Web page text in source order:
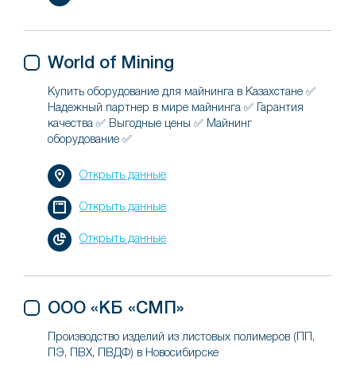
World of Mining
Купить оборудование для майнинга в Казахстане ✅
Надежный партнер в мире майнинга ✅ Гарантия
качества ✅ Выгодные цены ✅ Майнинг
оборудование ✅
Открыть данные
Открыть данные
Открыть данные
ООО «КБ «СМП»
Производство изделий из листовых полимеров (ПП,
ПЭ, ПВХ, ПВДФ) в Новосибирске